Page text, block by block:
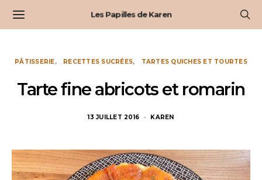
Les Papilles de Karen
PÂTISSERIE RECETTES SUCRÉES TARTES QUICHES ET TOURTES
Tarte fine abricots et romarin
13 JUILLET 2016 KAREN